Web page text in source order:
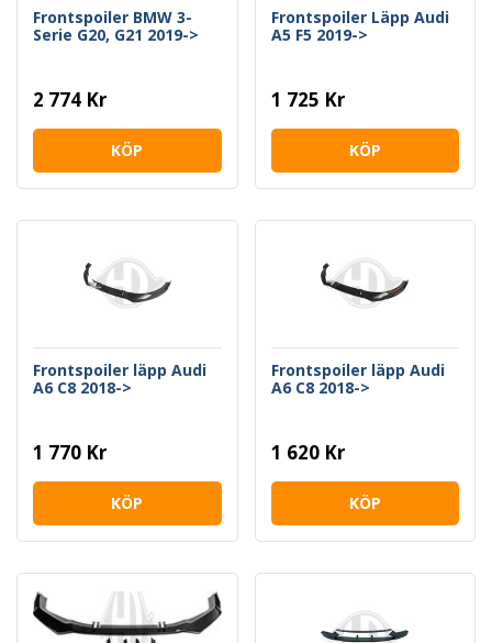
Frontspoiler BMW 3-
Serie G20, G21 2019->
2 774 Kr
KÖP
Frontspoiler Läpp Audi
A5 F5 2019->
1 725 Kr
KÖP
Frontspoiler läpp Audi
A6 C8 2018->
1 770 Kr
KÖP
Frontspoiler läpp Audi
A6 C8 2018->
1 620 Kr
KÖP